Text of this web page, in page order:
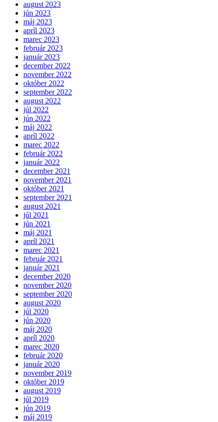
august 2023
jún 2023
máj 2023
apríl 2023
marec 2023
február 2023
január 2023
december 2022
november 2022
október 2022
september 2022
august 2022
júl 2022
jún 2022
máj 2022
apríl 2022
marec 2022
február 2022
január 2022
december 2021
november 2021
október 2021
september 2021
august 2021
júl 2021
jún 2021
máj 2021
apríl 2021
marec 2021
február 2021
január 2021
december 2020
november 2020
september 2020
august 2020
júl 2020
jún 2020
máj 2020
apríl 2020
marec 2020
február 2020
január 2020
november 2019
október 2019
august 2019
júl 2019
jún 2019
máj 2019